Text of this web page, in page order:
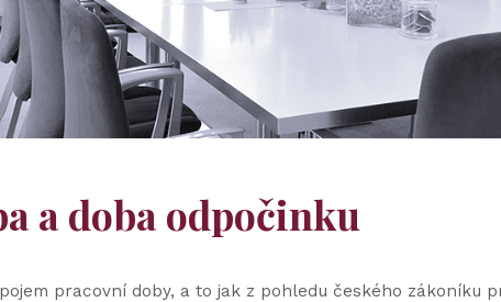
a doba odpočinku
pracovní doby, a to jak z pohledu českého zákoníku